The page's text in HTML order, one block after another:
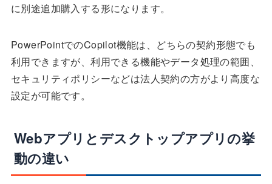
に別途追加購入する形になります。
PowerPointでのCopilot機能は、どちらの契約形態でも
利用できますが、利用できる機能やデータ処理の範囲、
セキュリティポリシーなどは法人契約の方がより高度な
設定が可能です。
Webアプリとデスクトップアプリの挙
動の違い